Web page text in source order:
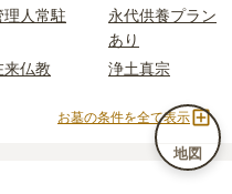
地図
た際に行う儀式のための費
儀式のための費用。僧侶に渡
す。
、毎年発生するケースがあり
体ができないことも多いた
ご確認いただくか、資料請求
理人常駐
永代供養プラン
あり
来仏教 浄土真宗
浄土宗
永代供養墓
お墓の条件を全て表示